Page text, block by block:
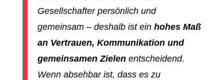
Gesellschafter persönlich und
gemeinsam – deshalb ist ein hohes Maß
an Vertrauen, Kommunikation und
gemeinsamen Zielenentscheidend.
Wenn absehbar ist, dass es zu